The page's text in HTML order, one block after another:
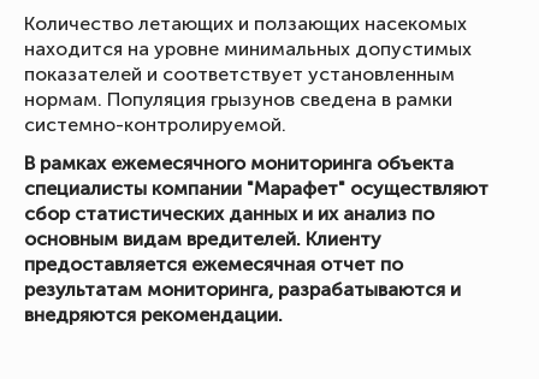
Количество летающих и ползающих насекомых
находится на уровне минимальных допустимых
показателей и соответствует установленным
нормам. Популяция грызунов сведена в рамки
системно-контролируемой.
В рамках ежемесячного мониторинга объекта
специалисты компании "Марафет" осуществляют
сбор статистических данных и их анализ по
основным видам вредителей. Клиенту
предоставляется ежемесячная отчет по
результатам мониторинга, разрабатываются и
внедряются рекомендации.